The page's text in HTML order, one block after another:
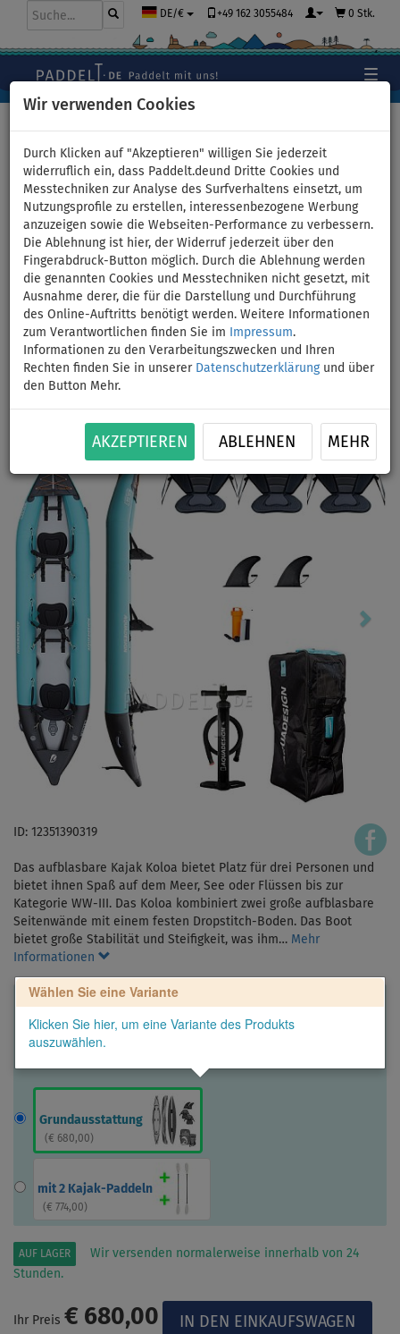
Wir verwenden Cookies
Durch Klicken auf "Akzeptieren" willigen Sie jederzeit
widerruflich ein, dass Paddelt.deund Dritte Cookies und
Messtechniken zur Analyse des Surfverhaltens einsetzt, um
Nutzungsprofile zu erstellen, interessenbezogene Werbung
anzuzeigen sowie die Webseiten-Performance zu verbessern.
Die Ablehnung ist hier, der Widerruf jederzeit über den
Fingerabdruck-Button möglich. Durch die Ablehnung werden
die genannten Cookies und Messtechniken nicht gesetzt, mit
Ausnahme derer, die für die Darstellung und Durchführung
des Online-Auftritts benötigt werden. Weitere Informationen
zum Verantwortlichen finden Sie im
Impressum.
Informationen zu den Verarbeitungszwecken und Ihren
Rechten finden Sie in unserer Datenschutzerklärungund über
den Button Mehr.
AKZEPTIEREN ABLEHNEN MEHR
DE/€ +49 162 3055484 0 Stk.
Kajak AQUADESIGN Koloa 400
- aufblasbares Kajak 3-
Personen - Variante:
Grundausstattung
VERSAND
GRATIS
Previous Next
ID: 12351390319
Das aufblasbare Kajak Koloa bietet Platz für drei Personen und
bietet ihnen Spaß auf dem Meer, See oder Flüssen bis zur
Kategorie WW-III. Das Koloa kombiniert zwei große aufblasbare
Seitenwände mit einem festen Dropstitch-Boden. Das Boot
bietet große Stabilität und Steifigkeit, was ihm… Mehr
Informationen
Wählen Sie eine Variante
Klicken Sie hier, um eine Variante des Produkts
auszuwählen.
Grundausstattung
( € 680,00)
mit 2 Kajak-Paddeln
( € 774,00)
AUF LAGER
Wir versenden normalerweise innerhalb von 24
Stunden.
Ihr Preis € 680,00